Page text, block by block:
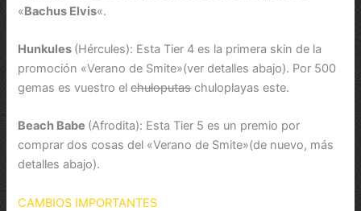
«Bachus Elvis«.
Hunkules (Hércules): Esta Tier 4 es la primera skin de la
promoción «Verano de Smite»(ver detalles abajo). Por 500
gemas es vuestro elchuloputaschuloplayas este.
Beach Babe (Afrodita): Esta Tier 5 es un premio por
comprar dos cosas del «Verano de Smite»(de nuevo, más
detalles abajo).
CAMBIOS IMPORTANTES